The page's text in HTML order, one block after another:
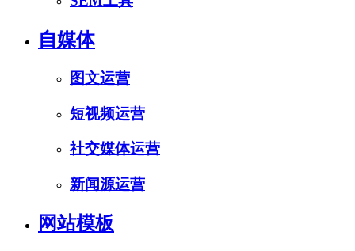
自媒体
图文运营
短视频运营
社交媒体运营
新闻源运营
网站模板